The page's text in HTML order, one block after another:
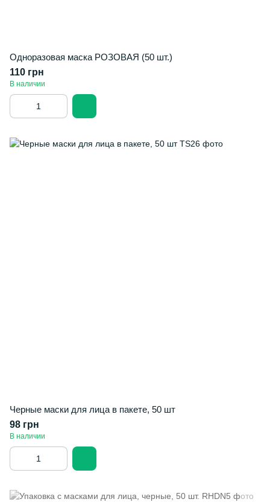
Одноразовая маска РОЗОВАЯ (50 шт.)
110 грн
В наличии
Черные маски для лица в пакете, 50 шт
98 грн
В наличии